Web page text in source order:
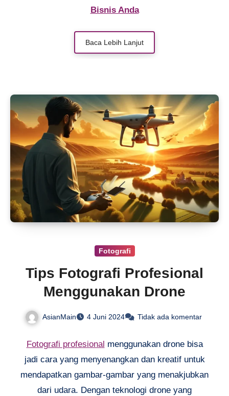
Kemudahan penggunaannya membuat proses
survei jadi lebih cepat dan akurat.
Bisnis Anda
Baca Lebih Lanjut
Fotografi
Tips Fotografi Profesional
Menggunakan Drone
AsianMain 4 Juni 2024 Tidak ada komentar
Fotografi profesional menggunakan drone bisa
jadi cara yang menyenangkan dan kreatif untuk
mendapatkan gambar-gambar yang menakjubkan
dari udara. Dengan teknologi drone yang